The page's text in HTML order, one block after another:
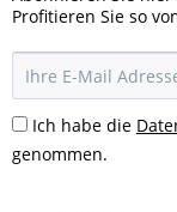
Profitieren Sie so
Ich habe die
genommen.